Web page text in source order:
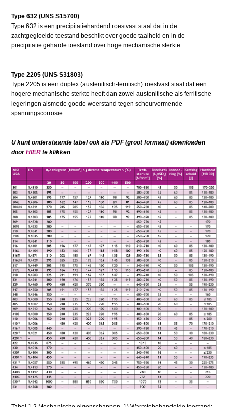
Type 632 (UNS S15700)
Type 632 is een precipitatiehardend roestvast staal dat in de
zachtgegloeide toestand beschikt over goede taaiheid en in de
precipitatie geharde toestand over hoge mechanische sterkte.
Type 2205 (UNS S31803)
Type 2205 is een duplex (austenitisch-ferritisch) roestvast staal dat een
hogere mechanische sterkte heeft dan zowel austenitische als ferritische
legeringen alsmede goede weerstand tegen scheurvormende
spanningscorrosie.
U kunt onderstaande tabel ook als PDF (groot formaat) downloaden
doorHIER te klikken